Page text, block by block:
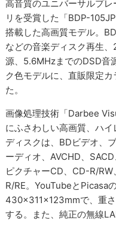
高音質のユニバーサルプ
リを受賞した「BDP-
搭載した高画質モデル。
などの音楽ディスク再生
源、5.6MHzまでのDSD音
ク色モデルに、直販限定
た。
画像処理技術「Darbee
にふさわしい高画質、ハ
ディスクは、BDビデオ、
ーディオ、AVCHD、
ピクチャーCD、CD-R/
R/RE。YouTubeとPicasa
430×311×123mmで、重
する。また、純正の無線